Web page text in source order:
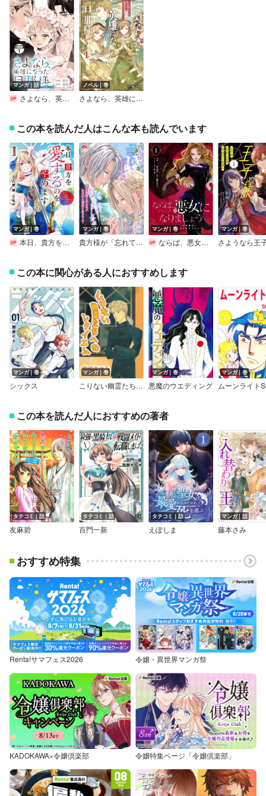
マンガ｜話
さよなら、英雄になった旦那様 ～ただ祈るだけの役立たずな妻のはずでしたが……～ 分冊版
ノベル｜巻
さよなら、英雄になった旦那様 ～ただ祈るだけの役立たずな妻のはずでしたが……～
この本を読んだ人はこんな本も読んでいます
マンガ｜巻
本日、貴方を愛するのをやめます 王妃と不倫した貴方が悪いのですよ？
マンガ｜巻
貴方様が「忘れてほしい」とおっしゃいましたので～婚約破棄された私が、従者から溺愛されるなんて～【合本版】
マンガ｜巻
ならば、悪女になりましょう～亡き者にした令嬢からやり返される気分はいかがですか？～
マンガ｜巻
この本に関心がある人におすすめします
マンガ｜巻
シックス
マンガ｜巻
こりない幽霊たちへのレクイエム
マンガ｜巻
悪魔のウエディング
マンガ｜巻
ムーンライト
この本を読んだ人におすすめの著者
タテコミ｜話
友麻碧
タテコミ｜話
百門一新
タテコミ｜話
えぽしま
マンガ｜話
藤本さみ
おすすめ特集
Renta!サマフェス2026 令嬢・異世界マンガ祭
KADOKAWA×令嬢倶楽部 令嬢特集ページ「令嬢倶楽部」